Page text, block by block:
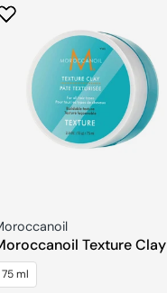
Texture Clay
75 ml